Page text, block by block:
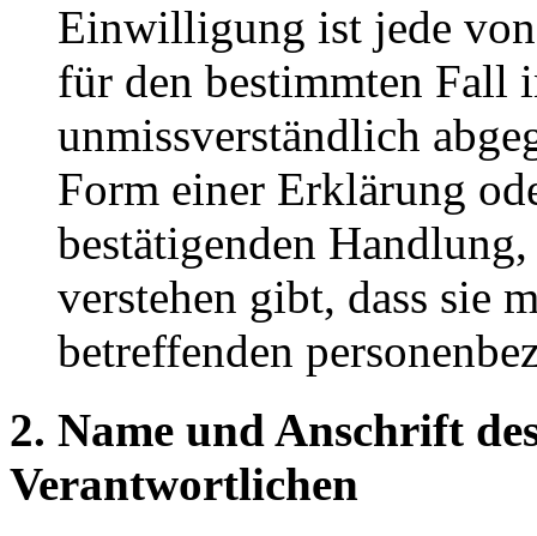
Einwilligung ist jede
für den bestimmten Fall
unmissverständlich
Form einer Erklärung
bestätigenden
verstehen gibt, dass sie
betreffenden
2. Name und Anschrift
Verantwortlichen